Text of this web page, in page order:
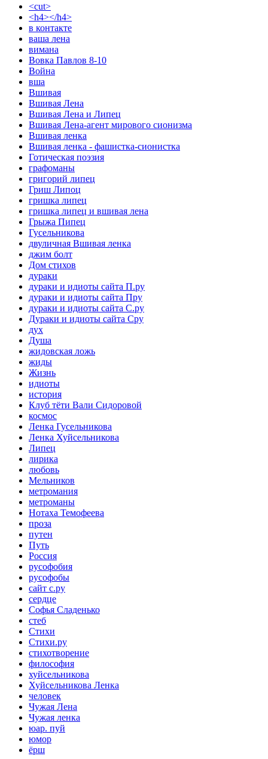
<cut>
<h4></h4>
в контакте
ваша лена
вимана
Вовка Павлов 8-10
Война
вша
Вшивая
Вшивая Лена
Вшивая Лена и Липец
Вшивая Лена-агент мирового сионизма
Вшивая ленка
Вшивая ленка - фашистка-сионистка
Готическая поэзия
графоманы
григорий липец
Гриш Липоц
гришка липец
гришка липец и вшивая лена
Грыжа Пипец
Гусельникова
двуличная Вшивая ленка
джим болт
Дом стихов
дураки
дураки и идиоты сайта П.ру
дураки и идиоты сайта Пру
дураки и идиоты сайта С.ру
Дураки и идиоты сайта Сру
дух
Душа
жидовская ложь
жиды
Жизнь
идиоты
история
Клуб тёти Вали Сидоровой
космос
Ленка Гусельникова
Ленка Хуйсельникова
Липец
лирика
любовь
Мельников
метромания
метроманы
Нотаха Темофеева
проза
путен
Путь
Россия
русофобия
русофобы
сайт с.ру
сердце
Софья Сладенько
стеб
Стихи
Стихи.ру
стихотворение
философия
хуйсельникова
Хуйсельникова Ленка
человек
Чужая Лена
Чужая ленка
юар. пуй
юмор
ёрш